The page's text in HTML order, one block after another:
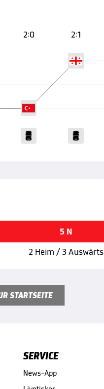
2:0 2:1
5 N
2 Heim / 3 Auswärts
STARTSEITE
SERVICE
News-App